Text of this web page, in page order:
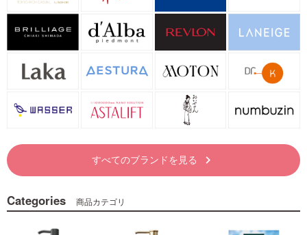
すべてのブランドを見る keyboard_arrow_right
Categories 商品カテゴリ